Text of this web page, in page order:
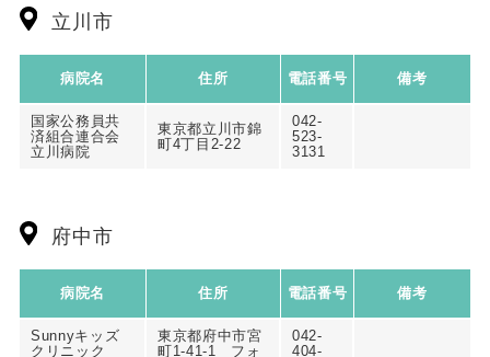
立川市
病院名 住所 電話番号 備考
国家公務員共
済組合連合会
立川病院
東京都立川市錦
町4丁目2-22
042-
523-
3131
府中市
病院名 住所 電話番号 備考
Sunnyキッズ
クリニック
東京都府中市宮
町1-41-1 フォ
042-
404-